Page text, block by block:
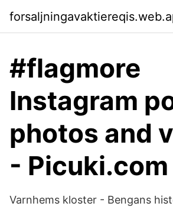
#flagmore
Instagram
photos and
- Picuki.com
Varnhems kloster - Bengans